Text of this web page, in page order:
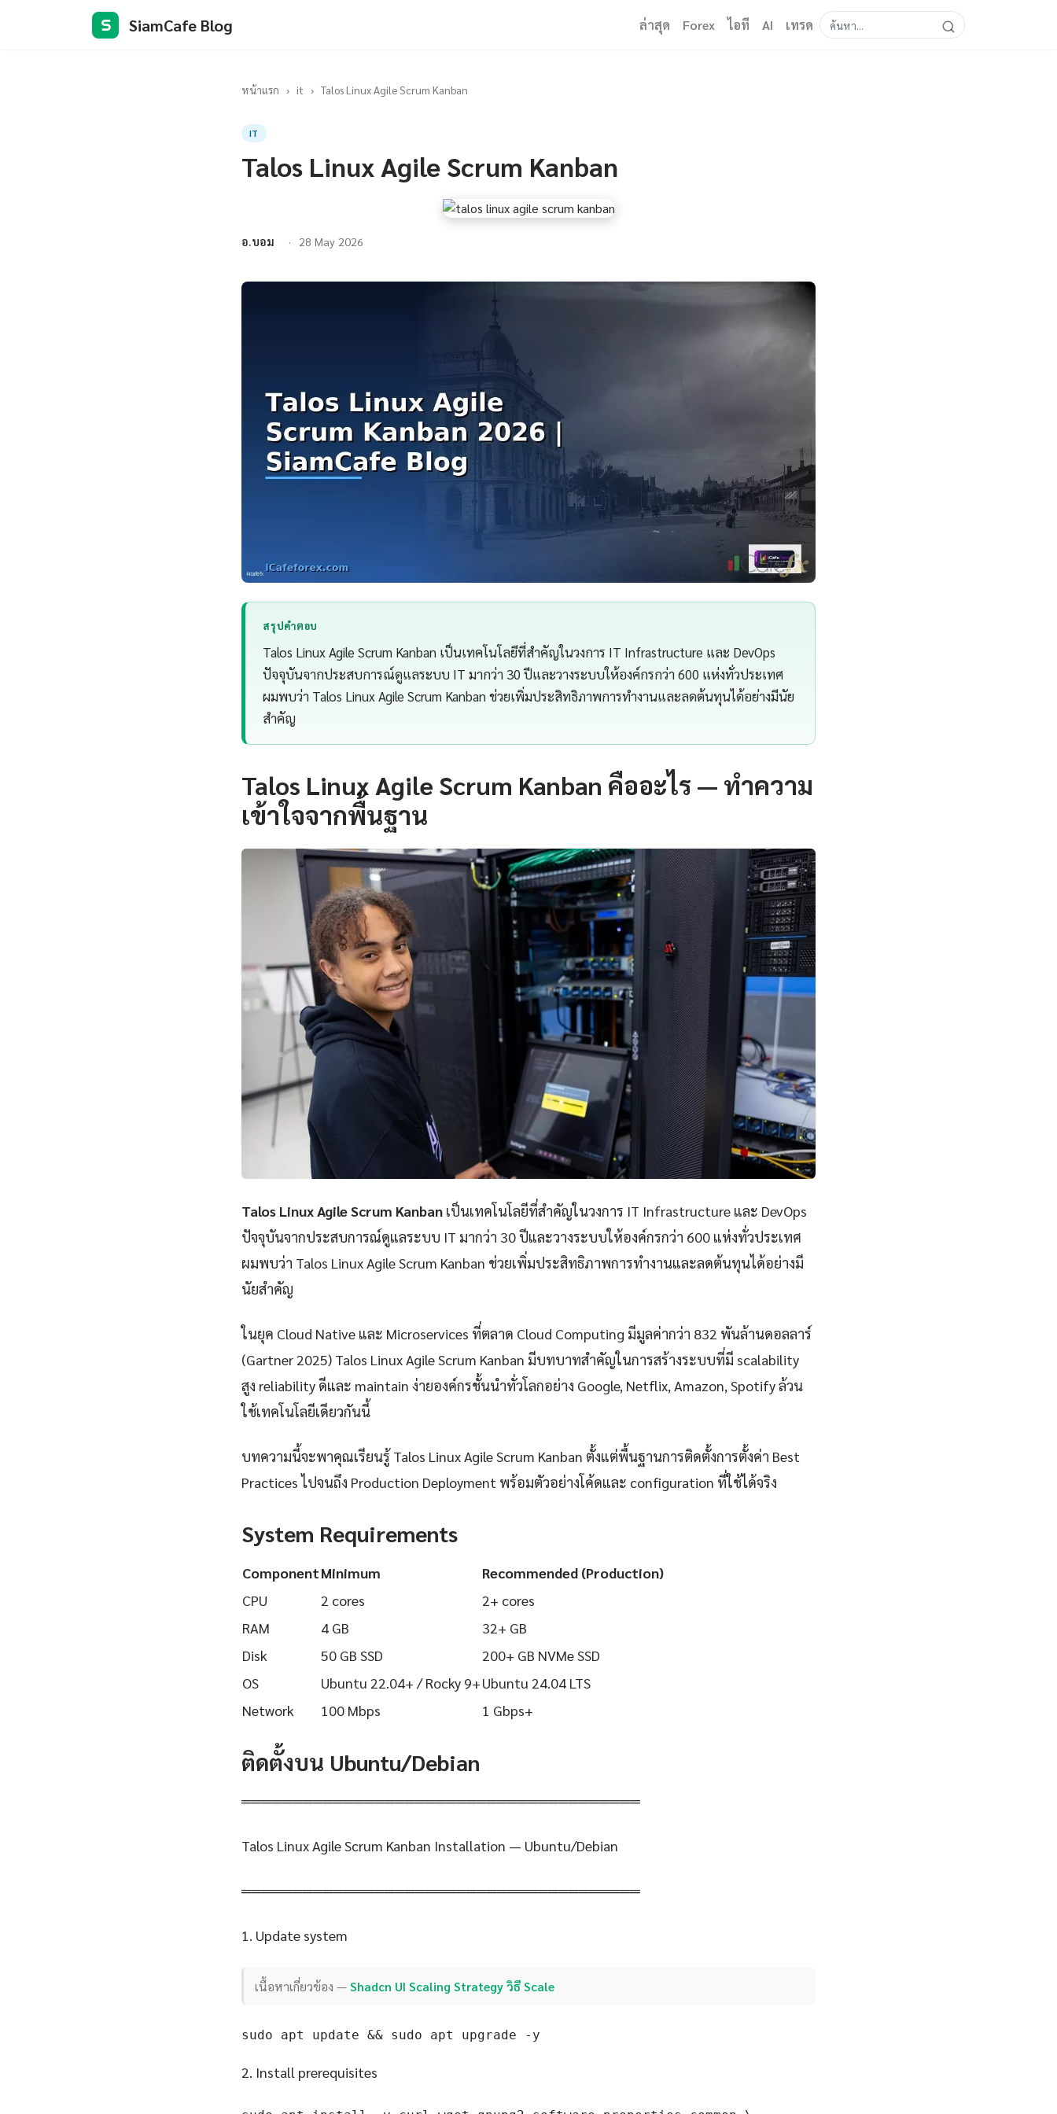
S SiamCafe Blog ล่าสุด Forex ไอที AI เทรด
หน้าแรก › it › Talos Linux Agile Scrum Kanban
IT
Talos Linux Agile Scrum Kanban
อ.บอม 28 May 2026
สรุปคำตอบ
Talos Linux Agile Scrum Kanban เป็นเทคโนโลยีที่สำคัญในวงการ IT Infrastructure และ DevOps
ปัจจุบันจากประสบการณ์ดูแลระบบ IT มากว่า 30 ปีและวางระบบให้องค์กรกว่า 600 แห่งทั่วประเทศ
ผมพบว่า Talos Linux Agile Scrum Kanban ช่วยเพิ่มประสิทธิภาพการทำงานและลดต้นทุนได้อย่างมีนัย
สำคัญ
Talos Linux Agile Scrum Kanban คืออะไร — ทำความ
เข้าใจจากพื้นฐาน
Talos Linux Agile Scrum Kanban เป็นเทคโนโลยีที่สำคัญในวงการ IT Infrastructure และ DevOps
ปัจจุบันจากประสบการณ์ดูแลระบบ IT มากว่า 30 ปีและวางระบบให้องค์กรกว่า 600 แห่งทั่วประเทศ
ผมพบว่า Talos Linux Agile Scrum Kanban ช่วยเพิ่มประสิทธิภาพการทำงานและลดต้นทุนได้อย่างมี
นัยสำคัญ
ในยุค Cloud Native และ Microservices ที่ตลาด Cloud Computing มีมูลค่ากว่า 832 พันล้านดอลลาร์
(Gartner 2025) Talos Linux Agile Scrum Kanban มีบทบาทสำคัญในการสร้างระบบที่มี scalability
สูง reliability ดีและ maintain ง่ายองค์กรชั้นนำทั่วโลกอย่าง Google, Netflix, Amazon, Spotify ล้วน
ใช้เทคโนโลยีเดียวกันนี้
บทความนี้จะพาคุณเรียนรู้ Talos Linux Agile Scrum Kanban ตั้งแต่พื้นฐานการติดตั้งการตั้งค่า Best
Practices ไปจนถึง Production Deployment พร้อมตัวอย่างโค้ดและ configuration ที่ใช้ได้จริง
System Requirements
ComponentMinimum
Recommended (Production)
CPU
2 cores
2+ cores
RAM
4 GB
32+ GB
Disk
50 GB SSD
200+ GB NVMe SSD
OS
Ubuntu 22.04+ / Rocky 9+Ubuntu 24.04 LTS
Network
100 Mbps 1 Gbps+
ติดตั้งบน Ubuntu/Debian
═══════════════════════════════════════
Talos Linux Agile Scrum Kanban Installation — Ubuntu/Debian
═══════════════════════════════════════
1. Update system
เนื้อหาเกี่ยวข้อง —Shadcn UI Scaling Strategy วิธี Scale
sudo apt update && sudo apt upgrade -y
2. Install prerequisites